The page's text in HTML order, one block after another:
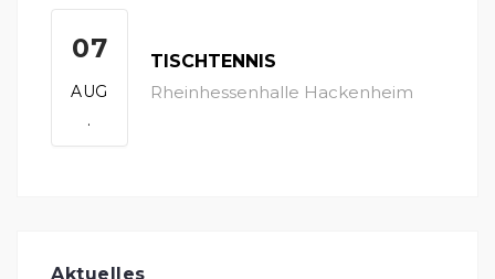
07
AUG
.
TISCHTENNIS
Rheinhessenhalle Hackenheim
Aktuelles